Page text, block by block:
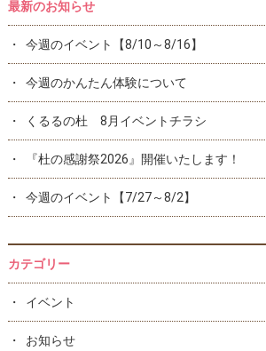
最新のお知らせ
今週のイベント【8/10～8/16】
今週のかんたん体験について
くるるの杜 8月イベントチラシ
『杜の感謝祭2026』開催いたします！
今週のイベント【7/27～8/2】
カテゴリー
イベント
お知らせ